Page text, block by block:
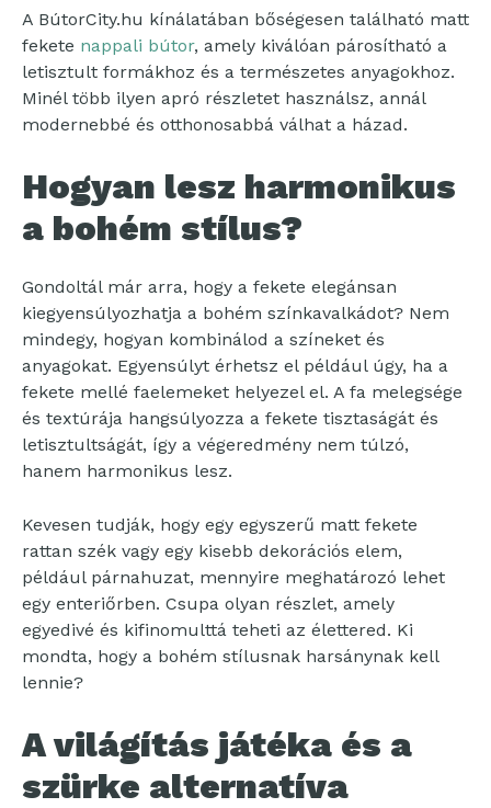
A BútorCity.hu kínálatában bőségesen található matt
fekete nappali bútor, amely kiválóan párosítható a
letisztult formákhoz és a természetes anyagokhoz.
Minél több ilyen apró részletet használsz, annál
modernebbé és otthonosabbá válhat a házad.
Hogyan lesz harmonikus
a bohém stílus?
Gondoltál már arra, hogy a fekete elegánsan
kiegyensúlyozhatja a bohém színkavalkádot? Nem
mindegy, hogyan kombinálod a színeket és
anyagokat. Egyensúlyt érhetsz el például úgy, ha a
fekete mellé faelemeket helyezel el. A fa melegsége
és textúrája hangsúlyozza a fekete tisztaságát és
letisztultságát, így a végeredmény nem túlzó,
hanem harmonikus lesz.
Kevesen tudják, hogy egy egyszerű matt fekete
rattan szék vagy egy kisebb dekorációs elem,
például párnahuzat, mennyire meghatározó lehet
egy enteriőrben. Csupa olyan részlet, amely
egyedivé és kifinomulttá teheti az élettered. Ki
mondta, hogy a bohém stílusnak harsánynak kell
lennie?
A világítás játéka és a
szürke alternatíva